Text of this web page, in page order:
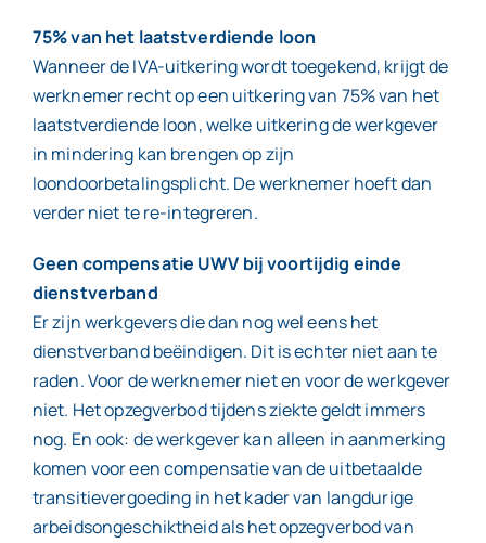
75% van het laatstverdiende loon
Wanneer de IVA-uitkering wordt toegekend, krijgt de
werknemer recht op een uitkering van 75% van het
laatstverdiende loon, welke uitkering de werkgever
in mindering kan brengen op zijn
loondoorbetalingsplicht. De werknemer hoeft dan
verder niet te re-integreren.
Geen compensatie UWV bij voortijdig einde
dienstverband
Er zijn werkgevers die dan nog wel eens het
dienstverband beëindigen. Dit is echter niet aan te
raden. Voor de werknemer niet en voor de werkgever
niet. Het opzegverbod tijdens ziekte geldt immers
nog. En ook: de werkgever kan alleen in aanmerking
komen voor een compensatie van de uitbetaalde
transitievergoeding in het kader van langdurige
arbeidsongeschiktheid als het opzegverbod van